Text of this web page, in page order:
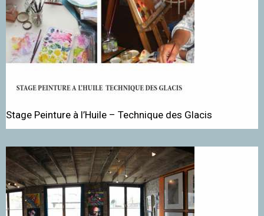
Stage Peinture à l’Huile – Technique des Glacis